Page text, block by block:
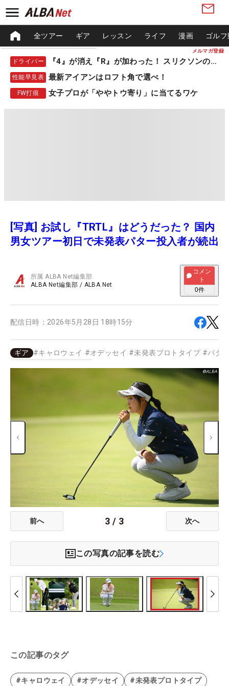
メルマガ登録
全ツアー ギア レッスン ライフ 漫画 ゴル
ドライバー 『4』が消え『R』が加わった！ スリクソンの新作
性能早見表 最新アイアンはロフト角で選べ！
FW打痕 女子プロが「ややトウ寄り」に当てるワケ
[写真] お試し『TRTL』はどうだった？ 国内
男女ツアー初日で未発表パター投入者が続出
所属ALBA Net編集部
ALBA Net編集部 / ALBA Net
コメン
ト
0件
配信日時： 2026年5月28日 18時15分
ギア #キャロウェイ #オデッセイ #未発表プロトタイプ #パタ
前へ 3 / 3 次へ
この写真の記事を読む
この記事のタグ
#キャロウェイ #オデッセイ
#未発表プロトタイプ